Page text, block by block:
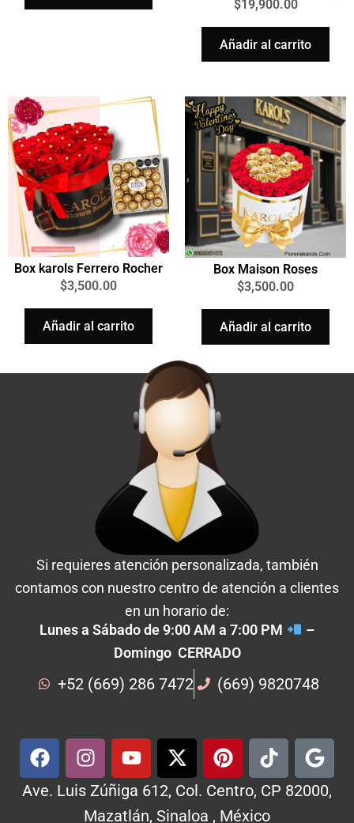
$19,900.00
Añadir al carrito
Box karols Ferrero Rocher
$3,500.00
Añadir al carrito
Box Maison Roses
$3,500.00
Añadir al carrito
Si requieres atención personalizada, también
contamos con nuestro centro de atención a clientes
en un horario de:
Lunes a Sábado de 9:00 AM a 7:00 PM
–
Domingo CERRADO
+52 (669) 286 7472 (669) 9820748
Ave. Luis Zúñiga 612, Col. Centro, CP 82000,
Mazatlán, Sinaloa , México